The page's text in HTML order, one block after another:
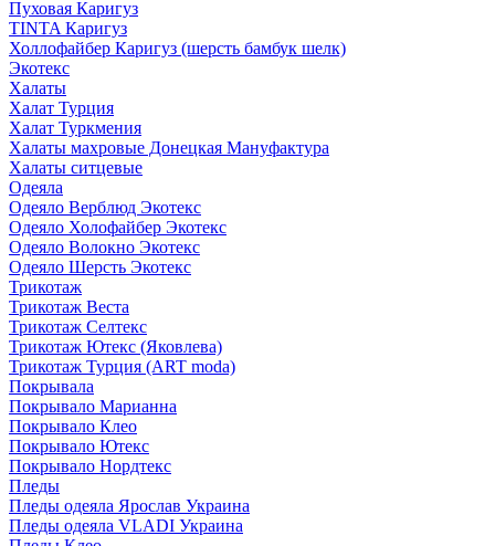
Пуховая Каригуз
TINTA Каригуз
Холлофайбер Каригуз (шерсть бамбук шелк)
Экотекс
Халаты
Халат Турция
Халат Туркмения
Халаты махровые Донецкая Мануфактура
Халаты ситцевые
Одеяла
Одеяло Верблюд Экотекс
Одеяло Холофайбер Экотекс
Одеяло Волокно Экотекс
Одеяло Шерсть Экотекс
Трикотаж
Трикотаж Веста
Трикотаж Селтекс
Трикотаж Ютекс (Яковлева)
Трикотаж Турция (ART moda)
Покрывала
Покрывало Марианна
Покрывало Клео
Покрывало Ютекс
Покрывало Нордтекс
Пледы
Пледы одеяла Ярослав Украина
Пледы одеяла VLADI Украина